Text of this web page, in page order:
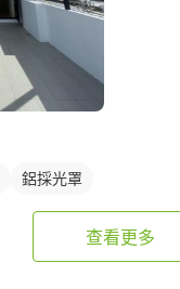
鋁採光罩
查看更多